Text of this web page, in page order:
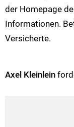
der Homepage
Informationen.
Versicherte.
Axel Kleinlein